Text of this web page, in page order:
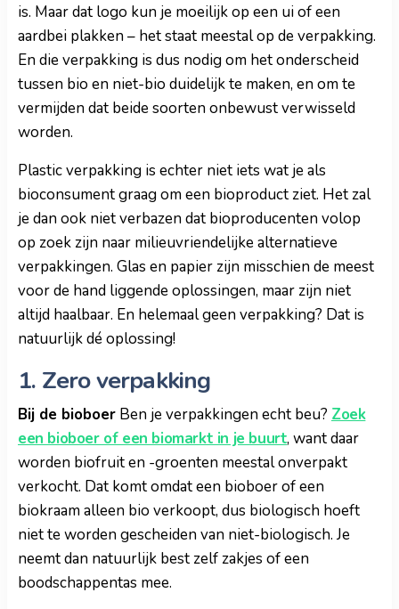
is. Maar dat logo kun je moeilijk op een ui of een
aardbei plakken – het staat meestal op de verpakking.
En die verpakking is dus nodig om het onderscheid
tussen bio en niet-bio duidelijk te maken, en om te
vermijden dat beide soorten onbewust verwisseld
worden.
Plastic verpakking is echter niet iets wat je als
bioconsument graag om een bioproduct ziet. Het zal
je dan ook niet verbazen dat bioproducenten volop
op zoek zijn naar milieuvriendelijke alternatieve
verpakkingen. Glas en papier zijn misschien de meest
voor de hand liggende oplossingen, maar zijn niet
altijd haalbaar. En helemaal geen verpakking? Dat is
natuurlijk dé oplossing!
1. Zero verpakking
Bij de bioboer Ben je verpakkingen echt beu? Zoek
een bioboer of een biomarkt in je buurt, want daar
worden biofruit en -groenten meestal onverpakt
verkocht. Dat komt omdat een bioboer of een
biokraam alleen bio verkoopt, dus biologisch hoeft
niet te worden gescheiden van niet-biologisch. Je
neemt dan natuurlijk best zelf zakjes of een
boodschappentas mee.